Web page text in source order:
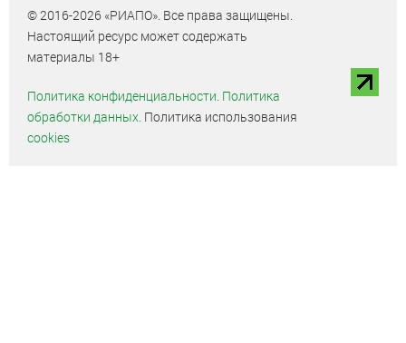
© 2016-2026 «РИАПО». Все права защищены.
Настоящий ресурс может содержать
материалы 18+
Политика конфиденциальности. Политика
обработки данных. Политика использования
cookies